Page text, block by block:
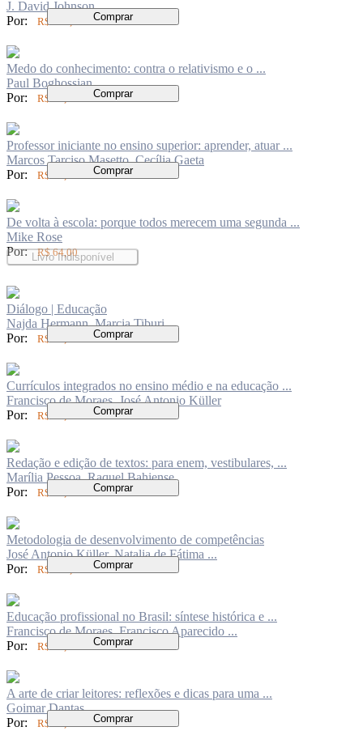
J. David Johnson
Por:
R$ 156,00 Comprar
Medo do conhecimento: contra o relativismo e o ...
Paul Boghossian
Por:
R$ 50,00 Comprar
Professor iniciante no ensino superior: aprender, atuar ...
Marcos Tarciso Masetto, Cecília Gaeta
Por:
R$ 83,00 Comprar
De volta à escola: porque todos merecem uma segunda ...
Mike Rose
Por:
R$ 64,00
Livro Indisponível
Diálogo | Educação
Najda Hermann, Marcia Tiburi
Por:
R$ 62,00 Comprar
Currículos integrados no ensino médio e na educação ...
Francisco de Moraes, José Antonio Küller
Por:
R$ 84,00 Comprar
Redação e edição de textos: para enem, vestibulares, ...
Marília Pessoa, Raquel Bahiense
Por:
R$ 84,00 Comprar
Metodologia de desenvolvimento de competências
José Antonio Küller, Natalia de Fátima ...
Por:
R$ 116,00 Comprar
Educação profissional no Brasil: síntese histórica e ...
Francisco de Moraes, Francisco Aparecido ...
Por:
R$ 50,00 Comprar
A arte de criar leitores: reflexões e dicas para uma ...
Goimar Dantas
Por:
R$ 84,00 Comprar